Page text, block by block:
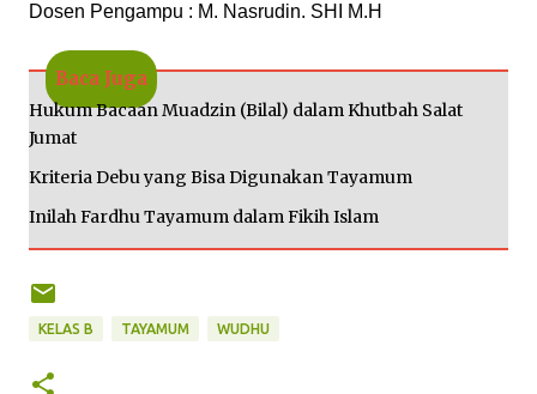
Dosen Pengampu : M. Nasrudin. SHI M.H
Baca Juga
Hukum Bacaan Muadzin (Bilal) dalam Khutbah Salat
Jumat
Kriteria Debu yang Bisa Digunakan Tayamum
Inilah Fardhu Tayamum dalam Fikih Islam
KELAS B TAYAMUM WUDHU